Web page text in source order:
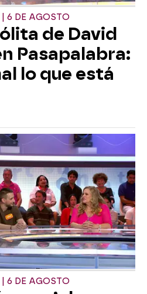
6 DE AGOSTO
de David
Pasapalabra:
lo que está
6 DE AGOSTO